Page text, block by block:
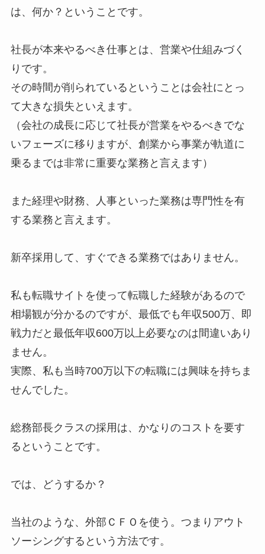
は、何か？ということです。
社長が本来やるべき仕事とは、営業や仕組みづく
りです。
その時間が削られているということは会社にとっ
て大きな損失といえます。
（会社の成長に応じて社長が営業をやるべきでな
いフェーズに移りますが、創業から事業が軌道に
乗るまでは非常に重要な業務と言えます）
また経理や財務、人事といった業務は専門性を有
する業務と言えます。
新卒採用して、すぐできる業務ではありません。
私も転職サイトを使って転職した経験があるので
相場観が分かるのですが、最低でも年収500万、即
戦力だと最低年収600万以上必要なのは間違いあり
ません。
実際、私も当時700万以下の転職には興味を持ちま
せんでした。
総務部長クラスの採用は、かなりのコストを要す
るということです。
では、どうするか？
当社のような、外部ＣＦＯを使う。つまりアウト
ソーシングするという方法です。